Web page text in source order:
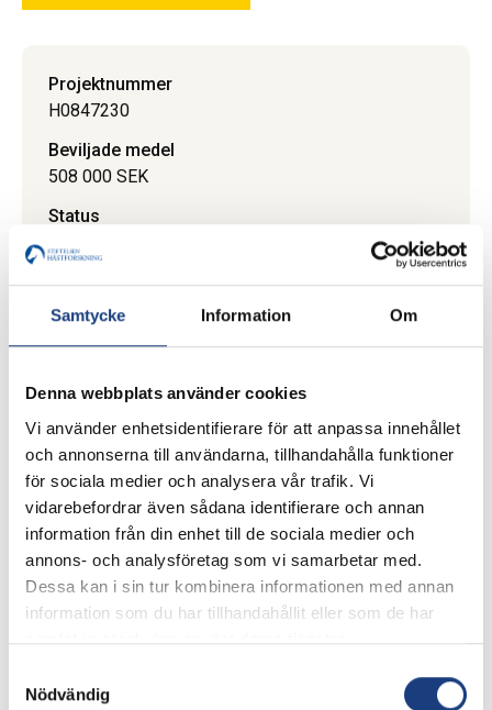
Samtycke Information Om
Denna webbplats använder cookies
Vi använder enhetsidentifierare för att anpassa innehållet
och annonserna till användarna, tillhandahålla funktioner
för sociala medier och analysera vår trafik. Vi
vidarebefordrar även sådana identifierare och annan
information från din enhet till de sociala medier och
annons- och analysföretag som vi samarbetar med.
Dessa kan i sin tur kombinera informationen med annan
information som du har tillhandahållit eller som de har
samlat in när du har använt deras tjänster.
Nödvändig
Projektnummer
H0847230
Beviljade medel
508 000 SEK
Status
Ansökningsår
2008
Slutrapport
Organisation
Statens Veterinärmedicinska Anstalt
Huvudsökande
Ingrid Hansson
018-67 46 86